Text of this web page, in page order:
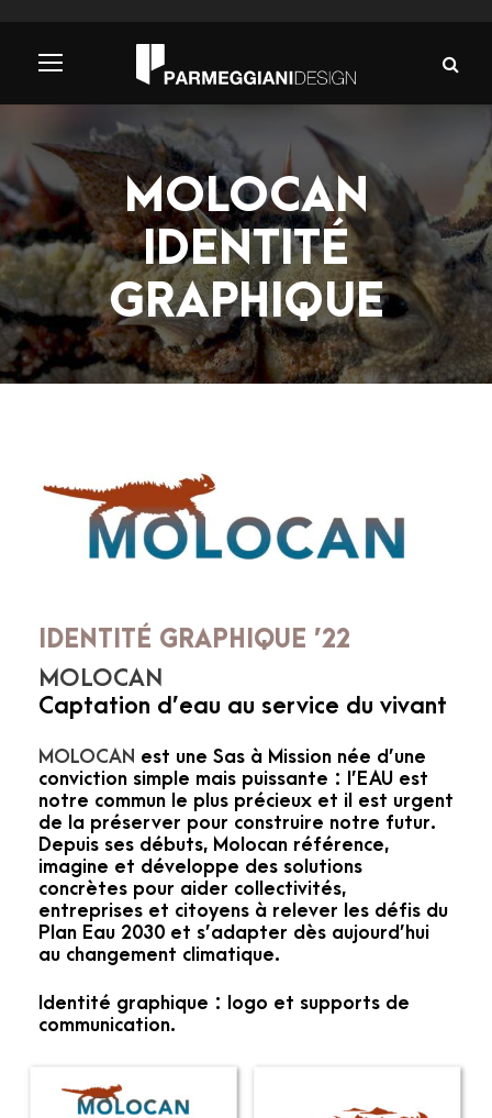
MOLOCAN
IDENTITÉ
GRAPHIQUE
IDENTITÉ GRAPHIQUE ’22
MOLOCAN
Captation d’eau au service du vivant
MOLOCAN est une Sas à Mission née d’une
conviction simple mais puissante : l’EAU est
notre commun le plus précieux et il est urgent
de la préserver pour construire notre futur.
Depuis ses débuts, Molocan référence,
imagine et développe des solutions
concrètes pour aider collectivités,
entreprises et citoyens à relever les défis du
Plan Eau 2030 et s’adapter dès aujourd’hui
au changement climatique.
Identité graphique : logo et supports de
communication.